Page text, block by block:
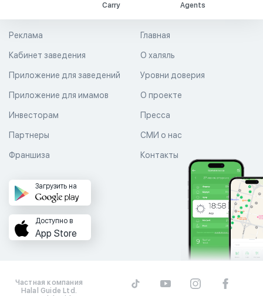
Carry
Agents
Главная
О халяль
Уровни доверия
Реклама
Кабинет заведения
Приложение для заведений
Приложение для имамов О проекте
Пресса
СМИ о нас
Контакты
Инвесторам
Партнеры
Франшиза
Загрузить на
Доступно в
App Store
Частная компания
Halal Guide Ltd.